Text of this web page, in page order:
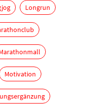
Longrun
Motivation